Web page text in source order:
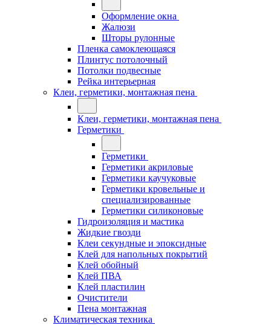
Оформление окна
Жалюзи
Шторы рулонные
Пленка самоклеющаяся
Плинтус потолочный
Потолки подвесные
Рейка интерьерная
Клеи, герметики, монтажная пена
Клеи, герметики, монтажная пена
Герметики
Герметики
Герметики акриловые
Герметики каучуковые
Герметики кровельные и
специализированные
Герметики силиконовые
Гидроизоляция и мастика
Жидкие гвозди
Клеи секундные и эпоксидные
Клей для напольных покрытий
Клей обойный
Клей ПВА
Клей пластилин
Очистители
Пена монтажная
Климатическая техника